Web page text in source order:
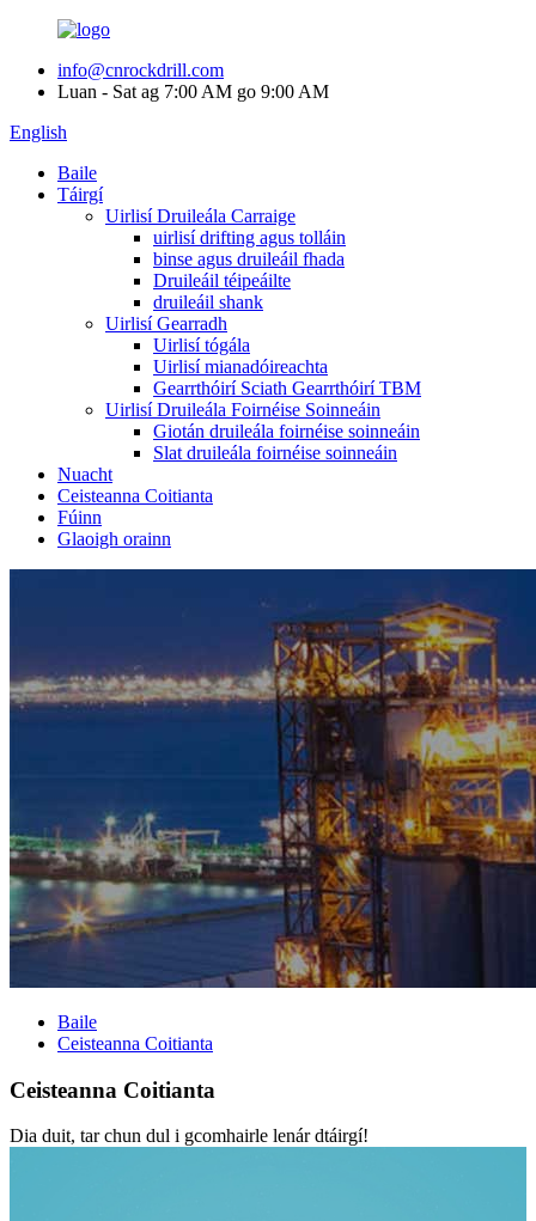
info@cnrockdrill.com
Luan - Sat ag 7:00 AM go 9:00 AM
English
Baile
Táirgí
Uirlisí Druileála Carraige
uirlisí drifting agus tolláin
binse agus druileáil fhada
Druileáil téipeáilte
druileáil shank
Uirlisí Gearradh
Uirlisí tógála
Uirlisí mianadóireachta
Gearrthóirí Sciath Gearrthóirí TBM
Uirlisí Druileála Foirnéise Soinneáin
Giotán druileála foirnéise soinneáin
Slat druileála foirnéise soinneáin
Nuacht
Ceisteanna Coitianta
Fúinn
Glaoigh orainn
Baile
Ceisteanna Coitianta
Ceisteanna Coitianta
Dia duit, tar chun dul i gcomhairle lenár dtáirgí!